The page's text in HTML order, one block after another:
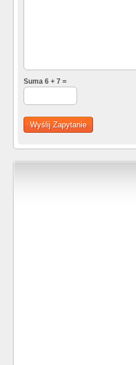
Suma 6 + 7 =